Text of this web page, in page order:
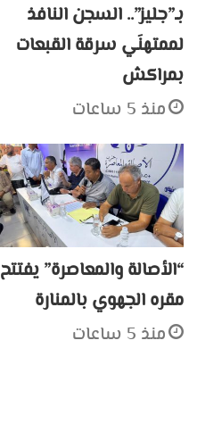
بـ”جليز”.. السجن النافذ
لممتهنَي سرقة القبعات
بمراكش
منذ 5 ساعات
“الأصالة والمعاصرة” يفتتح
مقره الجهوي بالمنارة
منذ 5 ساعات